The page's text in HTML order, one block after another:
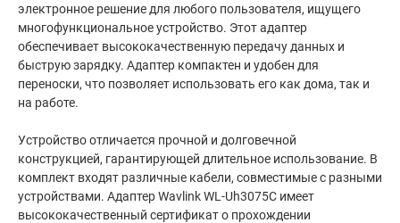
электронное решение для любого пользователя, ищущего
многофункциональное устройство. Этот адаптер
обеспечивает высококачественную передачу данных и
быструю зарядку. Адаптер компактен и удобен для
переноски, что позволяет использовать его как дома, так и
на работе.
Устройство отличается прочной и долговечной
конструкцией, гарантирующей длительное использование. В
комплект входят различные кабели, совместимые с разными
устройствами. Адаптер Wavlink WL-Uh3075C имеет
высококачественный сертификат о прохождении